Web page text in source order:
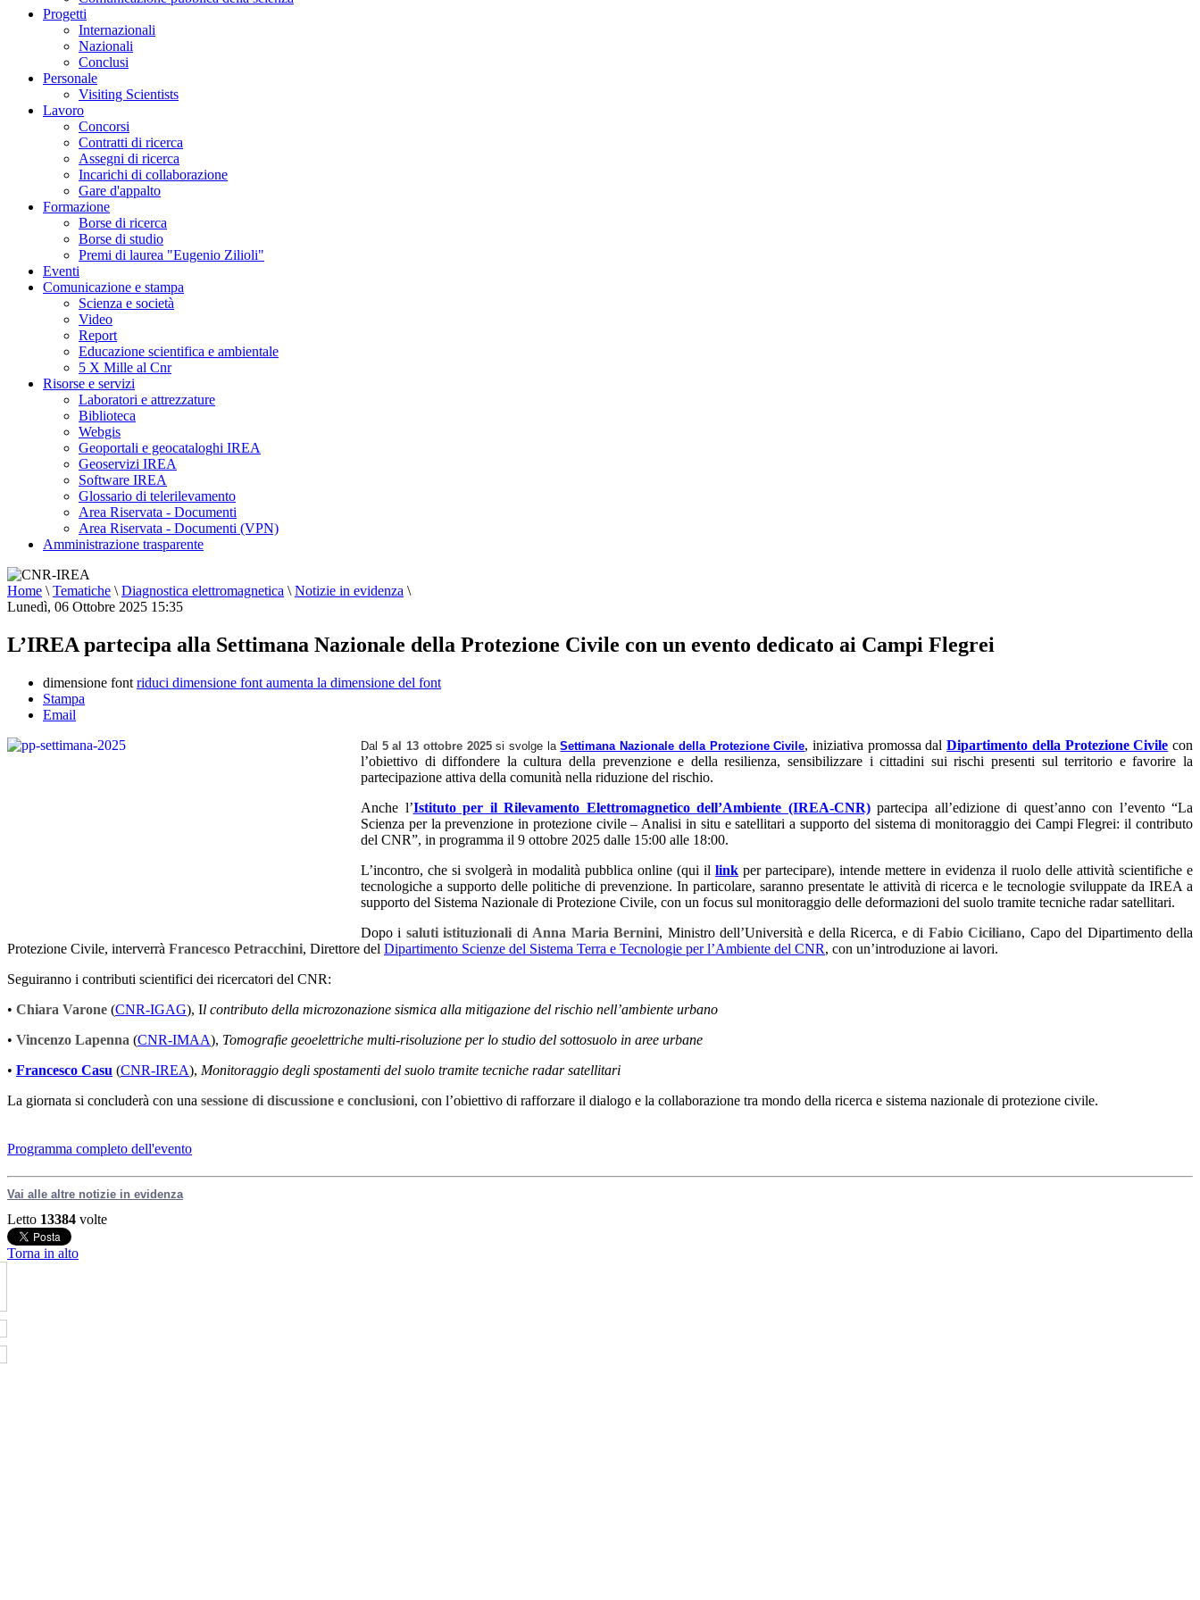
Progetti
Internazionali
Nazionali
Conclusi
Personale
Visiting Scientists
Lavoro
Concorsi
Contratti di ricerca
Assegni di ricerca
Incarichi di collaborazione
Gare d'appalto
Formazione
Borse di ricerca
Borse di studio
Premi di laurea "Eugenio Zilioli"
Eventi
Comunicazione e stampa
Scienza e società
Video
Report
Educazione scientifica e ambientale
5 X Mille al Cnr
Risorse e servizi
Laboratori e attrezzature
Biblioteca
Webgis
Geoportali e geocataloghi IREA
Geoservizi IREA
Software IREA
Glossario di telerilevamento
Area Riservata - Documenti
Area Riservata - Documenti (VPN)
Amministrazione trasparente
Home \ Tematiche \ Diagnostica elettromagnetica \ Notizie in evidenza \
Lunedì, 06 Ottobre 2025 15:35
L’IREA partecipa alla Settimana Nazionale della Protezione Civile con un evento dedicato ai Campi Flegrei
dimensione font riduci dimensione font aumenta la dimensione del font
Stampa
Email
Dal 5 al 13 ottobre 2025si svolge laSettimana Nazionale della Protezione Civile, iniziativa promossa dalDipartimento della Protezione Civile con
l’obiettivo di diffondere la cultura della prevenzione e della resilienza, sensibilizzare i cittadini sui rischi presenti sul territorio e favorire la
partecipazione attiva della comunità nella riduzione del rischio.
Anche l’Istituto per il Rilevamento Elettromagnetico dell’Ambiente (IREA-CNR)partecipa all’edizione di quest’anno con l’evento “La
Scienza per la prevenzione in protezione civile – Analisi in situ e satellitari a supporto del sistema di monitoraggio dei Campi Flegrei: il contributo
del CNR”, in programma il 9 ottobre 2025 dalle 15:00 alle 18:00.
L’incontro, che si svolgerà in modalità pubblica online (qui il link per partecipare), intende mettere in evidenza il ruolo delle attività scientifiche e
tecnologiche a supporto delle politiche di prevenzione. In particolare, saranno presentate le attività di ricerca e le tecnologie sviluppate da IREA a
supporto del Sistema Nazionale di Protezione Civile, con un focus sul monitoraggio delle deformazioni del suolo tramite tecniche radar satellitari.
Dopo i saluti istituzionali di Anna Maria Bernini, Ministro dell’Università e della Ricerca, e di Fabio Ciciliano, Capo del Dipartimento della
Protezione Civile, interverrà Francesco Petracchini, Direttore del Dipartimento Scienze del Sistema Terra e Tecnologie per l’Ambiente del CNR, con un’introduzione ai lavori.
Seguiranno i contributi scientifici dei ricercatori del CNR:
• Chiara Varone (CNR-IGAG), Il contributo della microzonazione sismica alla mitigazione del rischio nell’ambiente urbano
• Vincenzo Lapenna (CNR-IMAA), Tomografie geoelettriche multi-risoluzione per lo studio del sottosuolo in aree urbane
• Francesco Casu (CNR-IREA), Monitoraggio degli spostamenti del suolo tramite tecniche radar satellitari
La giornata si concluderà con una sessione di discussione e conclusioni, con l’obiettivo di rafforzare il dialogo e la collaborazione tra mondo della ricerca e sistema nazionale di protezione civile.
Programma completo dell'evento
Vai alle altre notizie in evidenza
Letto 13384 volte
Torna in alto